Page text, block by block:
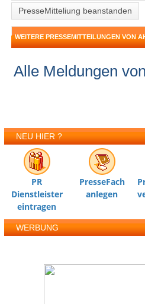
PresseMitteliung beanstanden
WEITERE PRESSEMITTEILUNGEN VON
Alle Meldungen
NEU HIER ?
PR
Dienstleister
eintragen
PresseFach
anlegen
WERBUNG